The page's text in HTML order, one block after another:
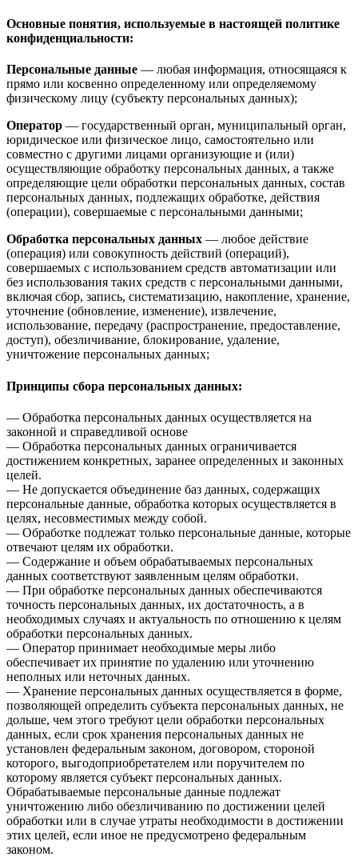
Основные понятия, используемые в настоящей политике
конфиденциальности:
Персональные данные — любая информация, относящаяся к
прямо или косвенно определенному или определяемому
физическому лицу (субъекту персональных данных);
Оператор — государственный орган, муниципальный орган,
юридическое или физическое лицо, самостоятельно или
совместно с другими лицами организующие и (или)
осуществляющие обработку персональных данных, а также
определяющие цели обработки персональных данных, состав
персональных данных, подлежащих обработке, действия
(операции), совершаемые с персональными данными;
Обработка персональных данных — любое действие
(операция) или совокупность действий (операций),
совершаемых с использованием средств автоматизации или
без использования таких средств с персональными данными,
включая сбор, запись, систематизацию, накопление, хранение,
уточнение (обновление, изменение), извлечение,
использование, передачу (распространение, предоставление,
доступ), обезличивание, блокирование, удаление,
уничтожение персональных данных;
Принципы сбора персональных данных:
— Обработка персональных данных осуществляется на
законной и справедливой основе
— Обработка персональных данных ограничивается
достижением конкретных, заранее определенных и законных
целей.
— Не допускается объединение баз данных, содержащих
персональные данные, обработка которых осуществляется в
целях, несовместимых между собой.
— Обработке подлежат только персональные данные, которые
отвечают целям их обработки.
— Содержание и объем обрабатываемых персональных
данных соответствуют заявленным целям обработки.
— При обработке персональных данных обеспечиваются
точность персональных данных, их достаточность, а в
необходимых случаях и актуальность по отношению к целям
обработки персональных данных.
— Оператор принимает необходимые меры либо
обеспечивает их принятие по удалению или уточнению
неполных или неточных данных.
— Хранение персональных данных осуществляется в форме,
позволяющей определить субъекта персональных данных, не
дольше, чем этого требуют цели обработки персональных
данных, если срок хранения персональных данных не
установлен федеральным законом, договором, стороной
которого, выгодоприобретателем или поручителем по
которому является субъект персональных данных.
Обрабатываемые персональные данные подлежат
уничтожению либо обезличиванию по достижении целей
обработки или в случае утраты необходимости в достижении
этих целей, если иное не предусмотрено федеральным
законом.